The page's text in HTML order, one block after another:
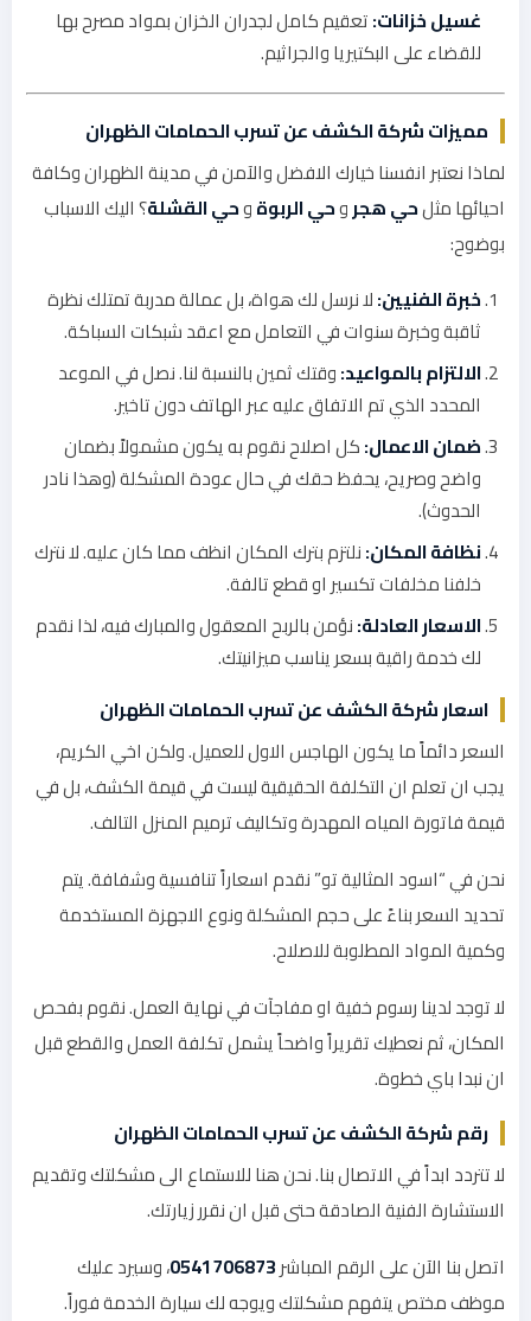
غسيل خزانات:تعقيم كامل لجدران الخزان بمواد مصرح بها
للقضاء على البكتيريا والجراثيم.
مميزات شركة الكشف عن تسرب الحمامات الظهران
لماذا نعتبر انفسنا خيارك الافضل والآمن في مدينة الظهران وكافة
احيائها مثلحي هجروحي الربوةوحي القشلة؟ اليك الاسباب
بوضوح:
خبرة الفنيين:لا نرسل لك هواة، بل عمالة مدربة تمتلك نظرة
ثاقبة وخبرة سنوات في التعامل مع اعقد شبكات السباكة.
الالتزام بالمواعيد:وقتك ثمين بالنسبة لنا. نصل في الموعد
المحدد الذي تم الاتفاق عليه عبر الهاتف دون تاخير.
ضمان الاعمال:كل اصلاح نقوم به يكون مشمولاً بضمان
واضح وصريح، يحفظ حقك في حال عودة المشكلة (وهذا نادر
الحدوث).
نظافة المكان:نلتزم بترك المكان انظف مما كان عليه. لا نترك
خلفنا مخلفات تكسير او قطع تالفة.
الاسعار العادلة:نؤمن بالربح المعقول والمبارك فيه، لذا نقدم
لك خدمة راقية بسعر يناسب ميزانيتك.
اسعار شركة الكشف عن تسرب الحمامات الظهران
السعر دائماً ما يكون الهاجس الاول للعميل. ولكن اخي الكريم،
يجب ان تعلم ان التكلفة الحقيقية ليست في قيمة الكشف، بل في
قيمة فاتورة المياه المهدرة وتكاليف ترميم المنزل التالف.
نحن في “اسود المثالية تو” نقدم اسعاراً تنافسية وشفافة. يتم
تحديد السعر بناءً على حجم المشكلة ونوع الاجهزة المستخدمة
وكمية المواد المطلوبة للاصلاح.
لا توجد لدينا رسوم خفية او مفاجآت في نهاية العمل. نقوم بفحص
المكان، ثم نعطيك تقريراً واضحاً يشمل تكلفة العمل والقطع قبل
ان نبدا باي خطوة.
رقم شركة الكشف عن تسرب الحمامات الظهران
لا تتردد ابداً في الاتصال بنا. نحن هنا للاستماع الى مشكلتك وتقديم
الاستشارة الفنية الصادقة حتى قبل ان نقرر زيارتك.
اتصل بنا الآن على الرقم المباشر0541706873، وسيرد عليك
موظف مختص يتفهم مشكلتك ويوجه لك سيارة الخدمة فوراً.